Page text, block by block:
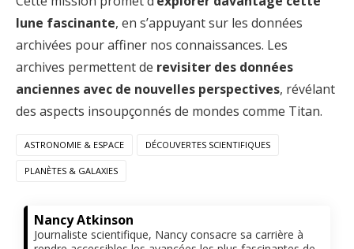
lune fascinante, en s’appuyant sur les données
archivées pour affiner nos connaissances. Les
archives permettent de revisiter des données
anciennes avec de nouvelles perspectives, révélant
des aspects insoupçonnés de mondes comme Titan.
ASTRONOMIE & ESPACE DÉCOUVERTES SCIENTIFIQUES
PLANÈTES & GALAXIES
Nancy Atkinson
Journaliste scientifique, Nancy consacre sa carrière à